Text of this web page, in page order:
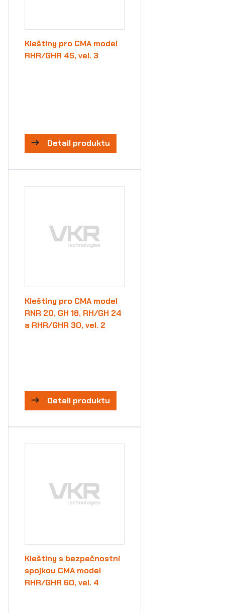
Kleštiny pro CMA model
RHR/GHR 45, vel. 3
Detail produktu
Kleštiny pro CMA model
RNR 20, GH 18, RH/GH 24
a RHR/GHR 30, vel. 2
Detail produktu
Kleštiny s bezpečnostní
spojkou CMA model
RHR/GHR 60, vel. 4